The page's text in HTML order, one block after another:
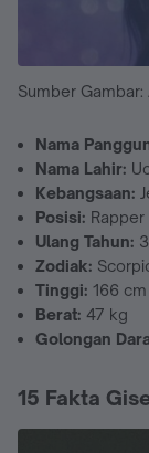
Sumber
Nama
Nama Lahir:
Kebangsaan:
Posisi: Rapper
Ulang Tahun:
Zodiak:
Tinggi: 166 cm
Berat: 47 kg
Golongan
15 Fakta